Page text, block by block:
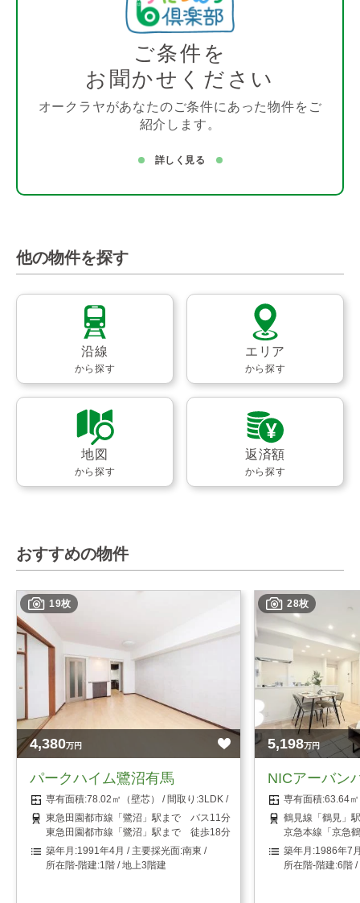
ご条件を
お聞かせください
オークラヤがあなたのご条件にあった物件をご
紹介します。
詳しく見る
他の物件を探す
沿線
から探す
エリア
から探す
地図
から探す
返済額
から探す
おすすめの物件
19枚
4,380万円
パークハイム鷺沼有馬
78.02㎡（壁芯）
3LDK
東急田園都市線「鷺沼」駅まで バス11分 「中有馬」停まで 徒歩3
東急田園都市線「鷺沼」駅まで 徒歩18分
1991年4月
南東
1階 / 地上3階建
28枚
5,198万円
NICアーバン
63.64
鶴見線「鶴見」
京急本線「京急
1986年7
6階 /